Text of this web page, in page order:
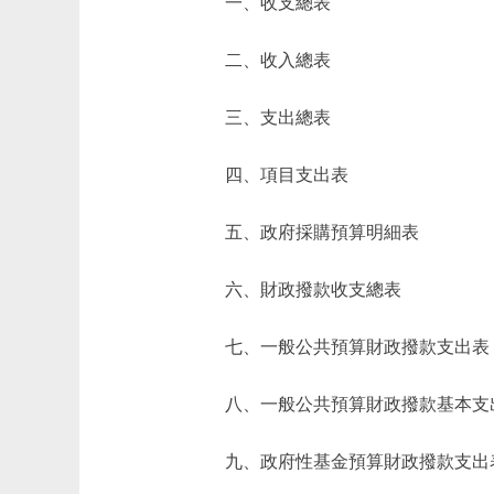
二、收入總表
三、支出總表
四、項目支出表
五、政府採購預算明細表
六、財政撥款收支總表
七、一般公共預算財政撥款支出表
八、一般公共預算財政撥款基本支
九、政府性基金預算財政撥款支出